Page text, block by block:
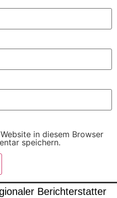
in diesem Browser
speichern.
Berichterstatter